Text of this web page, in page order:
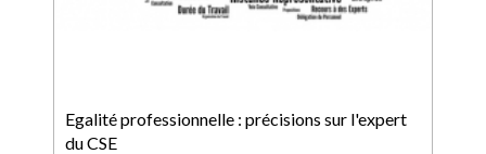
Egalité professionnelle : précisions sur l'expert
du CSE